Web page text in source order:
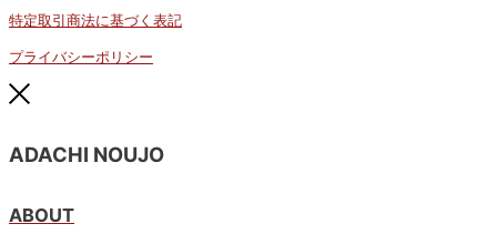
特定取引商法に基づく表記
プライバシーポリシー
ADACHI NOUJO
ABOUT